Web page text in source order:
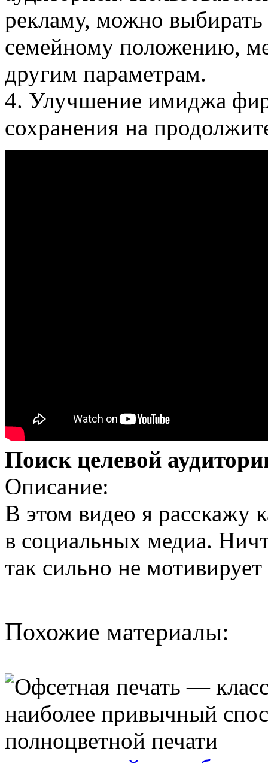
рекламу, можно выбирать
семейному положению,
другим параметрам.
4. Улучшение имиджа
сохранения на
Поиск целевой
Описание:
В этом видео я расскажу
в социальных медиа.
так сильно не
Похожие материалы: